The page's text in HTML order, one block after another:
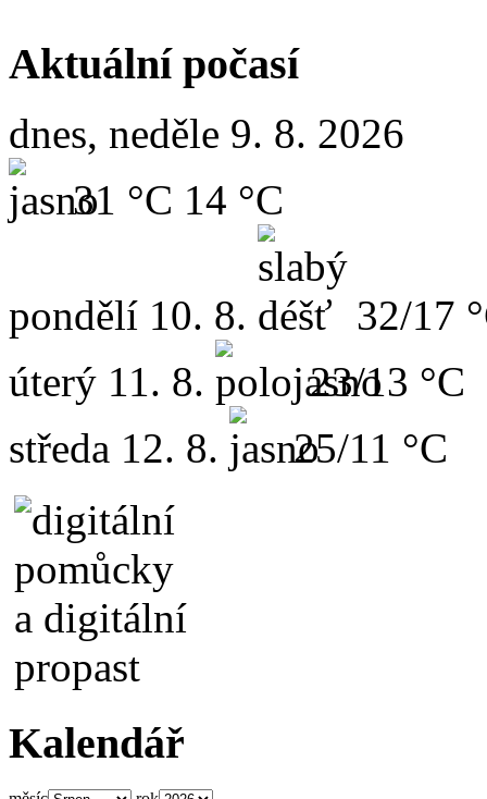
Aktuální počasí
dnes, neděle 9. 8. 2026
31 °C 14 °C
pondělí 10. 8.
32/17
úterý 11. 8.
23/13 °C
středa 12. 8. 25/11 °C
Kalendář